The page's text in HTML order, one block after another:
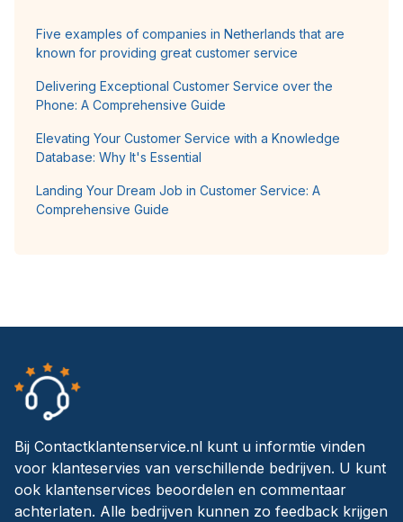
Five examples of companies in Netherlands that are
known for providing great customer service
Delivering Exceptional Customer Service over the
Phone: A Comprehensive Guide
Elevating Your Customer Service with a Knowledge
Database: Why It's Essential
Landing Your Dream Job in Customer Service: A
Comprehensive Guide
Bij Contactklantenservice.nl kunt u informtie vinden
voor klanteservies van verschillende bedrijven. U kunt
ook klantenservices beoordelen en commentaar
achterlaten. Alle bedrijven kunnen zo feedback krijgen